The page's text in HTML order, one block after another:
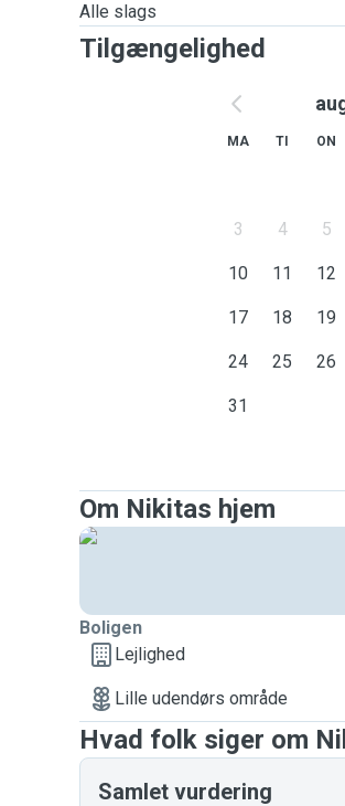
Alle slags
Tilgængelighed
MA TI ON
3 4 5
10 11 12
17 18 19
24 25 26
31
Om Nikitas hjem
Boligen
Lejlighed
Lille udendørs område
Hvad folk siger om
Samlet vurdering